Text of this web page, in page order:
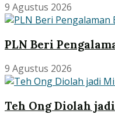
9 Agustus 2026
PLN Beri
9 Agustus 2026
Teh Ong Diolah